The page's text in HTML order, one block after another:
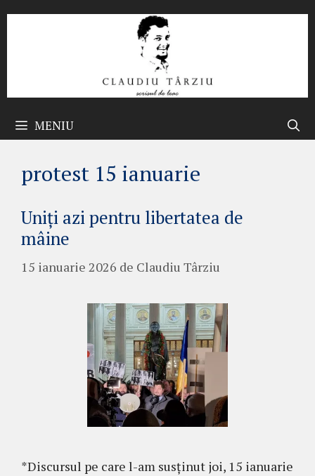
MENIU
protest 15 ianuarie
Uniți azi pentru libertatea de
mâine
15 ianuarie 2026 de Claudiu Târziu
*Discursul pe care l-am susținut joi, 15 ianuarie